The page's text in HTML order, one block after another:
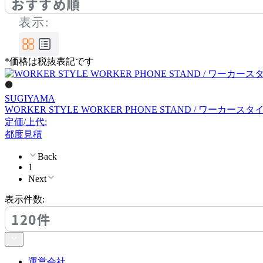
ワークプラス
おすすめ順
表示:
*価格は税抜表記です
SUGIYAMA
WORKER STYLE WORKER PHONE STAND / ワーカースタ
定価/上代:
都度見積
Back
1
Next
表示件数:
120件